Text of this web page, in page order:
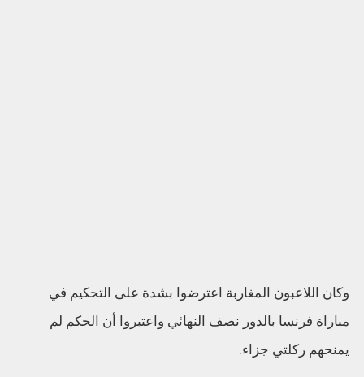
وكان اللاعبون المغاربة اعترضوا بشدة على التحكيم في
مباراة فرنسا بالدور نصف النهائي واعتبروا أن الحكم لم
يمنحهم ركلتي جزاء.